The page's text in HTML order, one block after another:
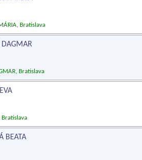
Bratislava
DAGMAR
Bratislava
Bratislava
BEATA